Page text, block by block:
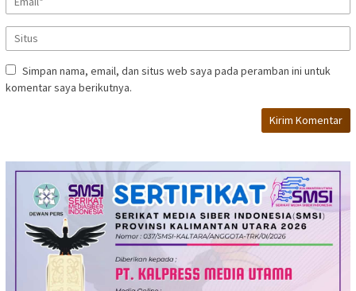
Simpan nama, email, dan situs web saya pada peramban ini untuk
komentar saya berikutnya.